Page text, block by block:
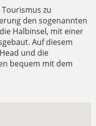
zu
den sogenannten
Halbinsel, mit einer
Auf diesem
und die
bequem mit dem